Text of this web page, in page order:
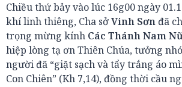
Chiều thứ bảy vào lúc 16g00 ngày
khí linh thiêng, Cha sởVinh Sơn đã
trọng mừng kính Các Thánh Nam
hiệp lòng tạ ơn Thiên Chúa, tưởng
người đã “giặt sạch và tẩy trắng áo
Con Chiên” (Kh 7,14), đồng thời cầu